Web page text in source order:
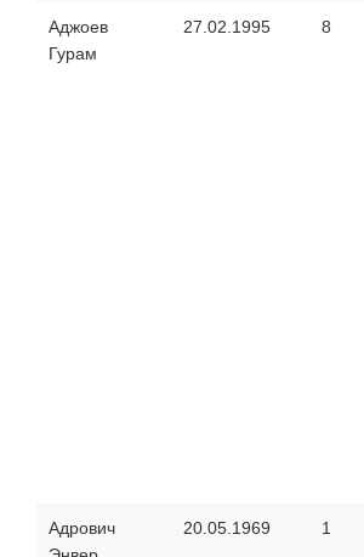
Аджоев
Гурам
27.02.1995 8
Адрович
20.05.1969 1